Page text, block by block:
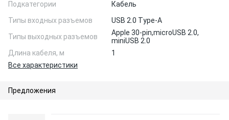
Подкатегории
Кабель
Типы входных разъемов
USB 2.0 Type-A
Типы выходных разъемов
Apple 30-pin,microUSB 2.0,
miniUSB 2.0
Длина кабеля, м
1
Все характеристики
Предложения